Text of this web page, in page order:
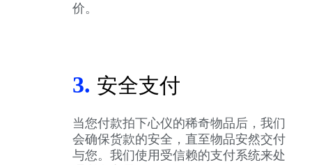
价。
3. 安全支付
当您付款拍下心仪的稀奇物品后，我们
会确保货款的安全，直至物品安然交付
与您。我们使用受信赖的支付系统来处